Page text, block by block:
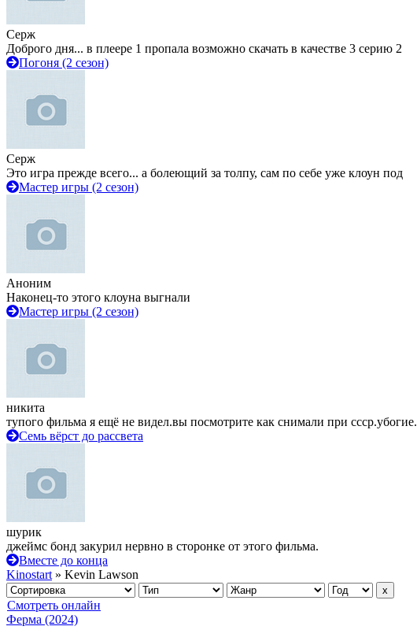
Серж
Доброго дня... в плеере 1 пропала возможно скачать в качестве 3 серию 2
Погоня (2 сезон)
Серж
Это игра прежде всего... а болеющий за толпу, сам по себе уже клоун под
Мастер игры (2 сезон)
Аноним
Наконец-то этого клоуна выгнали
Мастер игры (2 сезон)
никита
тупого фильма я ещё не видел.вы посмотрите как снимали при ссср.убогие.
Семь вёрст до рассвета
шурик
джеймс бонд закурил нервно в сторонке от этого фильма.
Вместе до конца
Kinostart » Kevin Lawson
Смотреть онлайн
Ферма (2024)